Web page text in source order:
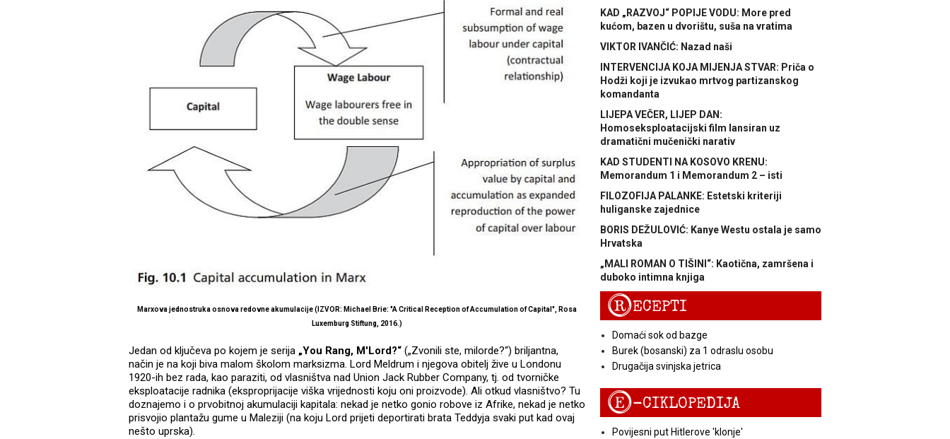
Marxova jednostruka osnova redovne akumulacije (IZVOR: Michael Brie: "A Critical Reception of Accumulation of Capital", Rosa
Luxemburg Stiftung, 2016.)
Jedan od ključeva po kojem je serija „You Rang, M'Lord?“ („Zvonili ste, milorde?“) briljantna,
način je na koji biva malom školom marksizma. Lord Meldrum i njegova obitelj žive u Londonu
1920-ih bez rada, kao paraziti, od vlasništva nad Union Jack Rubber Company, tj. od tvorničke
eksploatacije radnika (eksproprijacije viška vrijednosti koju oni proizvode). Ali otkud vlasništvo? Tu
doznajemo i o prvobitnoj akumulaciji kapitala: nekad je netko gonio robove iz Afrike, nekad je netko
prisvojio plantažu gume u Maleziji (na koju Lord prijeti deportirati brata Teddyja svaki put kad ovaj
nešto uprska).
KAD „RAZVOJ“ POPIJE VODU: More pred
kućom, bazen u dvorištu, suša na vratima
VIKTOR IVANČIĆ: Nazad naši
INTERVENCIJA KOJA MIJENJA STVAR: Priča o
Hodži koji je izvukao mrtvog partizanskog
komandanta
LIJEPA VEČER, LIJEP DAN:
Homoseksploatacijski film lansiran uz
dramatični mučenički narativ
KAD STUDENTI NA KOSOVO KRENU:
Memorandum 1 i Memorandum 2 – isti
FILOZOFIJA PALANKE: Estetski kriteriji
huliganske zajednice
BORIS DEŽULOVIĆ: Kanye Westu ostala je samo
Hrvatska
„MALI ROMAN O TIŠINI“: Kaotična, zamršena i
duboko intimna knjiga
RECEPTI
Domaći sok od bazge
Burek (bosanski) za 1 odraslu osobu
Drugačija svinjska jetrica
E-CIKLOPEDIJA
Povijesni put Hitlerove 'klonje'